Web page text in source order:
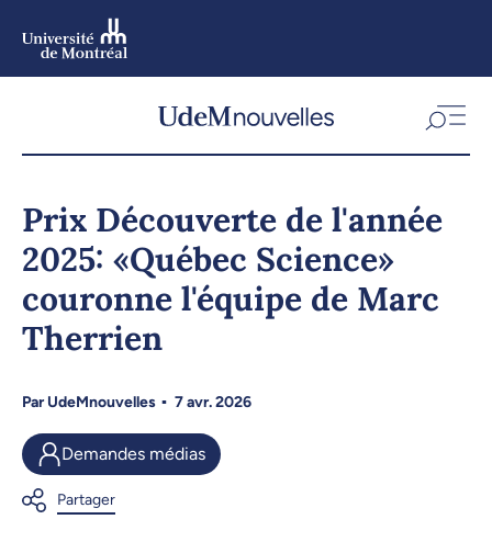
Prix Découverte de l'année
2025: «Québec Science»
couronne l'équipe de Marc
Therrien
ParUdeMnouvelles 7 avr. 2026
Demandes médias